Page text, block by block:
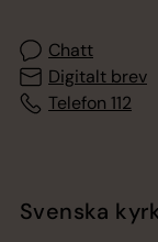
Chatt
Digitalt brev
Telefon 112
Svenska